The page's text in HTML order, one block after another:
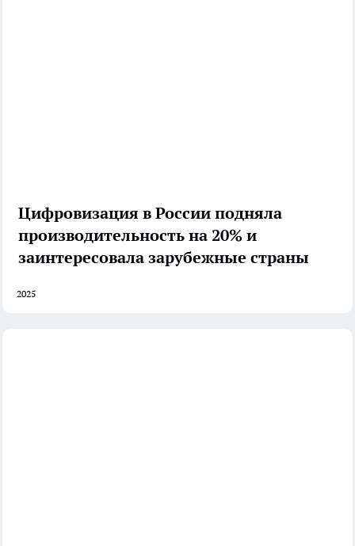
Цифровизация в России подняла
производительность на 20% и
заинтересовала зарубежные страны
2025